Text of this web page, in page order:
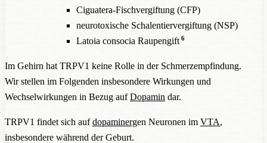
Ciguatera-Fischvergiftung (CFP)
neurotoxische Schalentiervergiftung (NSP)
Latoia consocia Raupengift 6
Im Gehirn hat TRPV1 keine Rolle in der Schmerzempfindung.
Wir stellen im Folgenden insbesondere Wirkungen und
Wechselwirkungen in Bezug aufDopamin dar.
TRPV1 findet sich aufdopaminergen Neuronen im VTA,
insbesondere während der Geburt.